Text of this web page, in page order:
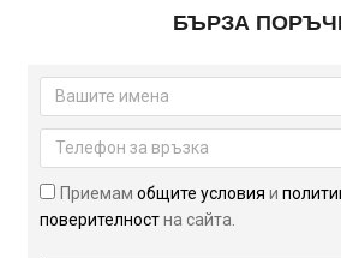
ADAM
Mens
Vitamins
180
дражета
БЪРЗА
Приемамобщите условияи
поверителностна сайта.